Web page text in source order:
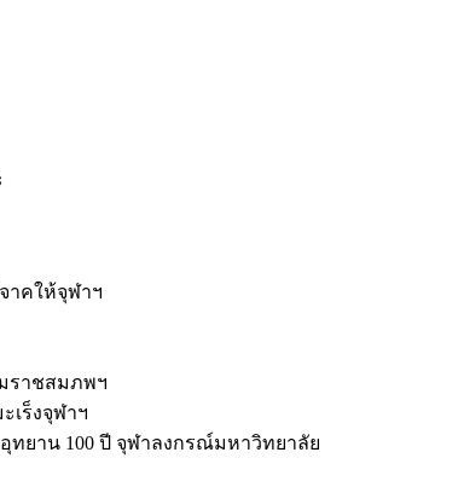
าคให้จุฬาฯ
ราชสมภพฯ
เร็งจุฬาฯ
ทยาน 100 ปี จุฬาลงกรณ์มหาวิทยาลัย